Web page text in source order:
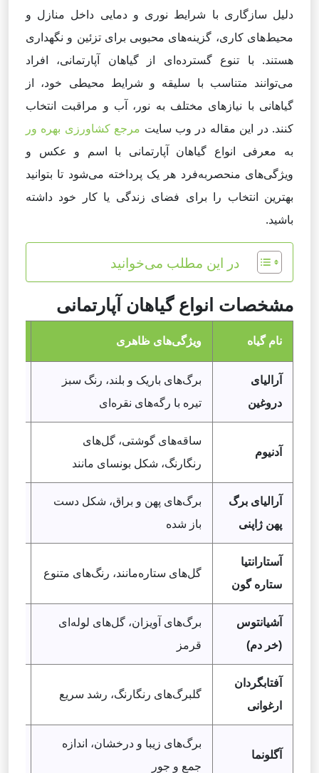
دلیل سازگاری با شرایط نوری و دمایی داخل منازل و
محیط‌های کاری، گزینه‌های محبوبی برای تزئین و نگهداری
هستند. با تنوع گسترده‌ای از گیاهان آپارتمانی، افراد
می‌توانند متناسب با سلیقه و شرایط محیطی خود، از
گیاهانی با نیازهای مختلف به نور، آب و مراقبت انتخاب
کنند. در این مقاله در وب سایت مرجع کشاورزی بهره ور
به معرفی انواع گیاهان آپارتمانی با اسم و عکس و
ویژگی‌های منحصربه‌فرد هر یک پرداخته می‌شود تا بتوانید
بهترین انتخاب را برای فضای زندگی یا کار خود داشته
باشید.
در این مطلب می‌خوانید
مشخصات انواع گیاهان آپارتمانی
نام گیاه ویژگی‌های ظاهری
آرالیای
دروغین
برگ‌های باریک و بلند، رنگ سبز
تیره با رگه‌های نقره‌ای
آدنیوم
ساقه‌های گوشتی، گل‌های
رنگارنگ، شکل بونسای مانند
آرالیای برگ
پهن ژاپنی
برگ‌های پهن و براق، شکل دست
باز شده
آستارانتیا
ستاره گون
گل‌های ستاره‌مانند، رنگ‌های متنوع
آشیانتوس
(خر دم)
برگ‌های آویزان، گل‌های لوله‌ای
قرمز
آفتابگردان
ارغوانی
گلبرگ‌های رنگارنگ، رشد سریع
آگلونما
برگ‌های زیبا و درخشان، اندازه
جمع و جور